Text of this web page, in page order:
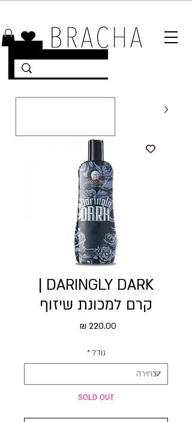
DARINGLY DARK |
קרם למכונת שיזוף
גודל *
SOLD OUT